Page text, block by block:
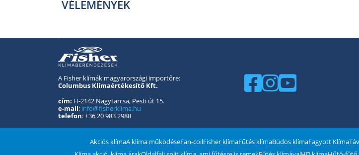
VÉLEMÉNYEK
A Fisher klímák magyarországi importőre:
Columbus Klímaértékesítő Kft.
cím: H-2142 Nagytarcsa, Pesti út 15.
e-mail: info@fisherklima.hu
telefon: +36 20 983 2988
Akciós klímaA klíma működéseFan-coilFisher klímaFűtés klímaBüdös klímaFagyott Klíma